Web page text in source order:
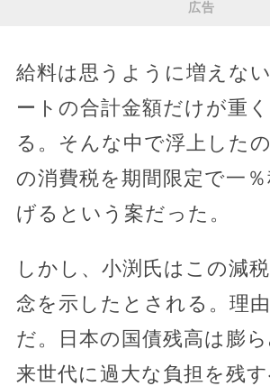
広告
給料は思うように増えな
ートの合計金額だけが重
る。そんな中で浮上した
の消費税を期間限定で一
げるという案だった。
しかし、小渕氏はこの減
念を示したとされる。理
だ。日本の国債残高は膨
来世代に過大な負担を残